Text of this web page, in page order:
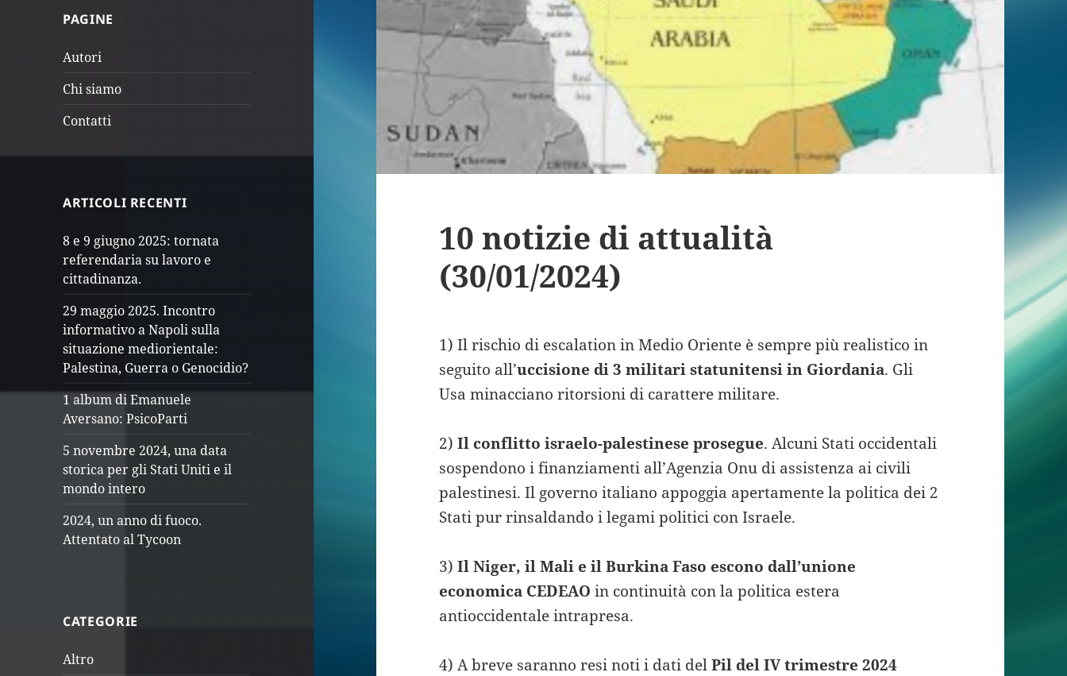
PAGINE
Autori
Chi siamo
Contatti
ARTICOLI RECENTI
8 e 9 giugno 2025: tornata
referendaria su lavoro e
cittadinanza.
29 maggio 2025. Incontro
informativo a Napoli sulla
situazione mediorientale:
Palestina, Guerra o Genocidio?
1 album di Emanuele
Aversano: PsicoParti
5 novembre 2024, una data
storica per gli Stati Uniti e il
mondo intero
2024, un anno di fuoco.
Attentato al Tycoon
CATEGORIE
Altro
10 notizie di attualità
(30/01/2024)
1) Il rischio di escalation in Medio Oriente è sempre più realistico in
seguito all’uccisione di 3 militari statunitensi in Giordania. Gli
Usa minacciano ritorsioni di carattere militare.
2)Il conflitto israelo-palestinese prosegue. Alcuni Stati occidentali
sospendono i finanziamenti all’Agenzia Onu di assistenza ai civili
palestinesi. Il governo italiano appoggia apertamente la politica dei 2
Stati pur rinsaldando i legami politici con Israele.
3)Il Niger, il Mali e il Burkina Faso escono dall’unione
economica CEDEAO in continuità con la politica estera
antioccidentale intrapresa.
4) A breve saranno resi noti i dati delPil del IV trimestre 2024